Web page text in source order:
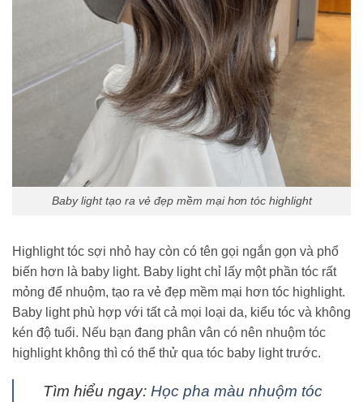
Baby light tạo ra vẻ đẹp mềm mại hơn tóc highlight
Highlight tóc sợi nhỏ hay còn có tên gọi ngắn gọn và phổ
biến hơn là baby light. Baby light chỉ lấy một phần tóc rất
mỏng để nhuộm, tạo ra vẻ đẹp mềm mại hơn tóc highlight.
Baby light phù hợp với tất cả mọi loại da, kiểu tóc và không
kén độ tuổi. Nếu bạn đang phân vân có nên nhuộm tóc
highlight không thì có thể thử qua tóc baby light trước.
Tìm hiểu ngay: Học pha màu nhuộm tóc